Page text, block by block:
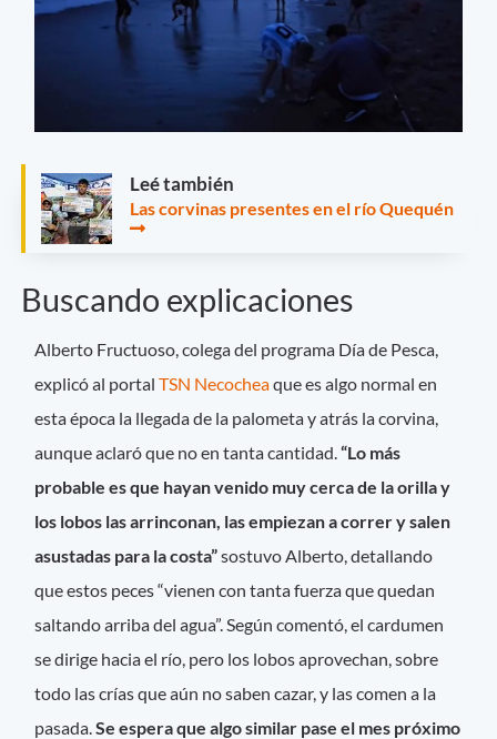
Leé también
Las corvinas presentes en el río Quequén
Buscando explicaciones
Alberto Fructuoso, colega del programa Día de Pesca,
explicó al portalTSN Necocheaque es algo normal en
esta época la llegada de la palometa y atrás la corvina,
aunque aclaró que no en tanta cantidad.“Lo más
probable es que hayan venido muy cerca de la orilla y
los lobos las arrinconan, las empiezan a correr y salen
asustadas para la costa”sostuvo Alberto, detallando
que estos peces “vienen con tanta fuerza que quedan
saltando arriba del agua”. Según comentó, el cardumen
se dirige hacia el río, pero los lobos aprovechan, sobre
todo las crías que aún no saben cazar, y las comen a la
pasada.Se espera que algo similar pase el mes próximo